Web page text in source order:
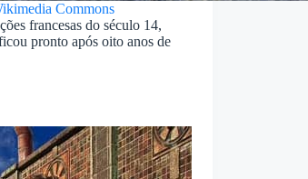
Commons
francesas do século 14,
pronto após oito anos de